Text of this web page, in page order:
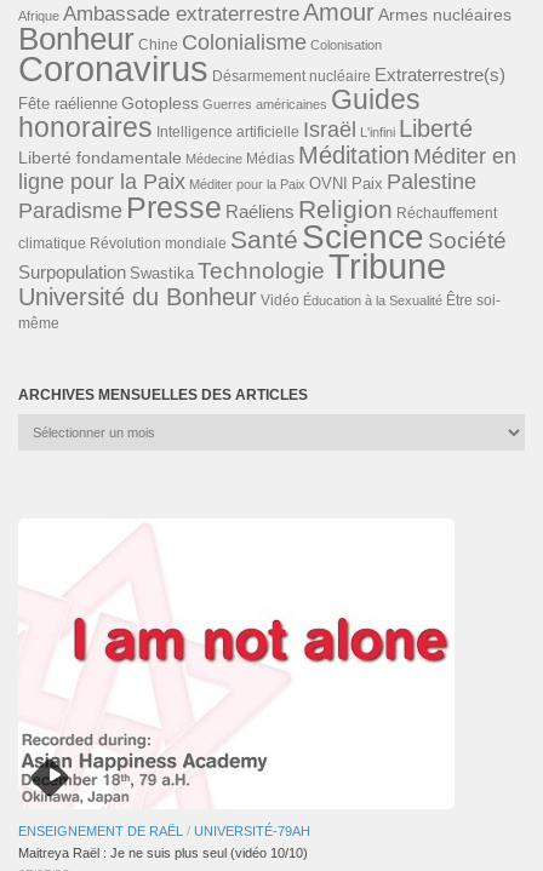
Afrique Ambassade extraterrestreAmourArmes nucléaires
Bonheur Chine Colonialisme Colonisation
Coronavirus Désarmement nucléaire Extraterrestre(s)
Fête raélienne Gotopless Guerres américaines Guides
honoraires Intelligence artificielle Israël L'infini Liberté
Liberté fondamentale Médecine Médias Méditation Méditer en
ligne pour la Paix Méditer pour la Paix OVNI Paix Palestine
Paradisme Presse Raéliens Religion Réchauffement
climatique Révolution mondiale Santé Science Société
Surpopulation Swastika TechnologieTribune
Université du Bonheur Vidéo Éducation à la Sexualité Être soi-
même
ARCHIVES MENSUELLES DES ARTICLES
Archives
ENSEIGNEMENT DE RAËL / UNIVERSITÉ-79AH
Maitreya Raël : Je ne suis plus seul (vidéo 10/10)